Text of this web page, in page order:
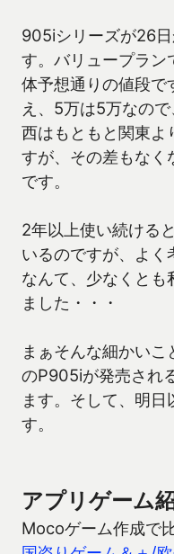
905iシリーズが26
す。バリュープラン
体予想通りの値段で
え、5万は5万なの
西はもともと関東よ
すが、その差もなく
です。
2年以上使い続ける
いるのですが、よ
なんて、少なくとも
ました・・・
まぁそんな細かい
のP905iが発売され
ます。そして、明
す。
アプリゲーム
Mocoゲーム作成で